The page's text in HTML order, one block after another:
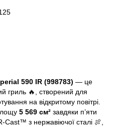
590 IR (998783) — це
гриль 🔥, створений для
на відкритому повітрі.
5 569 см² завдяки п’яти
Cast™ з нержавіючої сталі 🍖,